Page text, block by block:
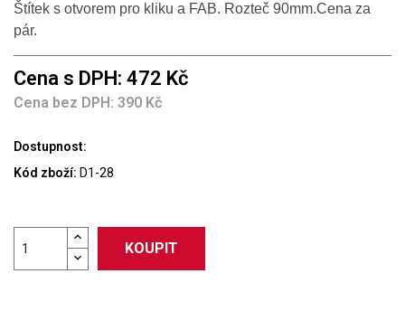
Štítek s otvorem pro kliku a FAB. Rozteč 90mm.Cena za
pár.
Cena s DPH: 472 Kč
Cena bez DPH: 390 Kč
Dostupnost:
Kód zboží: D1-28
KOUPIT